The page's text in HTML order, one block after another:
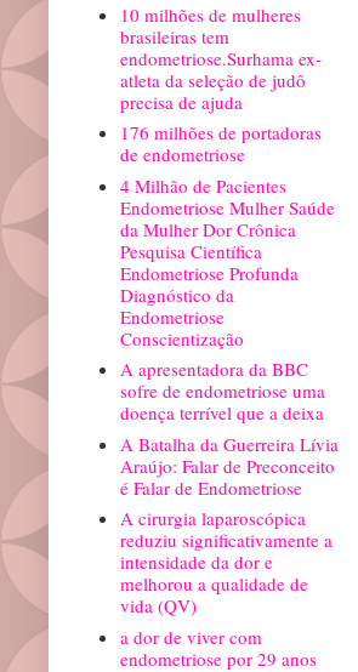
10 milhões de mulheres
brasileiras tem
endometriose.Surhama ex-
atleta da seleção de judô
precisa de ajuda
176 milhões de portadoras
de endometriose
4 Milhão de Pacientes
Endometriose Mulher Saúde
da Mulher Dor Crônica
Pesquisa Científica
Endometriose Profunda
Diagnóstico da
Endometriose
Conscientização
A apresentadora da BBC
sofre de endometriose uma
doença terrível que a deixa
A Batalha da Guerreira Lívia
Araújo: Falar de Preconceito
é Falar de Endometriose
A cirurgia laparoscópica
reduziu significativamente a
intensidade da dor e
melhorou a qualidade de
vida (QV)
a dor de viver com
endometriose por 29 anos